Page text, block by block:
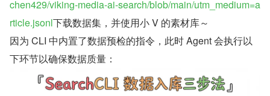
chen429/viking-media-ai-search/blob/main/utm_medium=a
rticle.jsonl下载数据集，并使用小 V 的素材库～
因为 CLI 中内置了数据预检的指令，此时 Agent 会执行以
下环节以确保数据质量：